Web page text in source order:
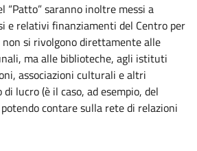
saranno inoltre messi a
e relativi finanziamenti del Centro per
si rivolgono direttamente alle
ma alle biblioteche, agli istituti
associazioni culturali e altri
lucro (è il caso, ad esempio, del
potendo contare sulla rete di relazioni